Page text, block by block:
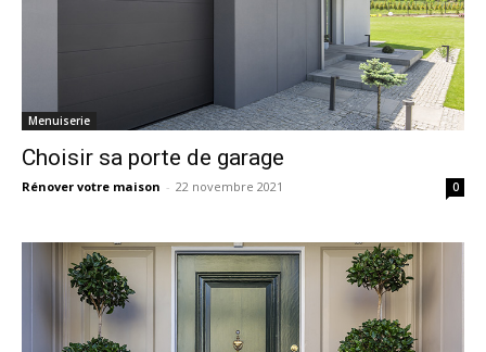
Menuiserie
Choisir sa porte de garage
Rénover votre maison - 22 novembre 2021 0